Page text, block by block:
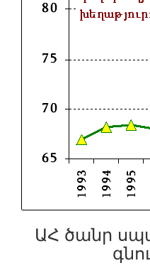
ԱՀ ծանր